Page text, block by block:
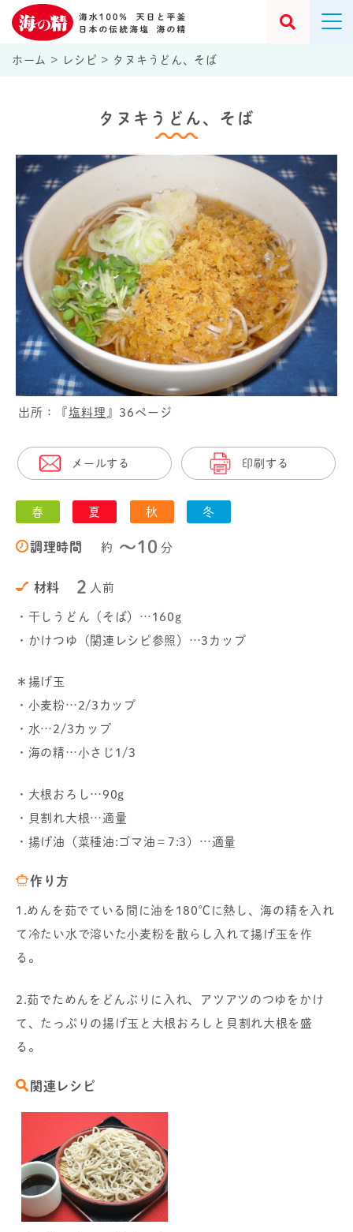
ホーム > レシピ > タヌキうどん、そば
タヌキうどん、そば
出所：『塩料理 』36ページ
メールする 印刷する
春 夏 秋 冬
調理時間 約 〜10 分
材料 2 人前
・干しうどん（そば）…160g
・かけつゆ（関連レシピ参照）…3カップ
＊揚げ玉
・小麦粉…2/3カップ
・水…2/3カップ
・海の精…小さじ1/3
・大根おろし…90g
・貝割れ大根…適量
・揚げ油（菜種油:ゴマ油＝7:3）…適量
作り方
1.めんを茹でている間に油を180℃に熱し、海の精を入れ
て冷たい水で溶いた小麦粉を散らし入れて揚げ玉を作
る。
2.茹でためんをどんぶりに入れ、アツアツのつゆをかけ
て、たっぷりの揚げ玉と大根おろしと貝割れ大根を盛
る。
関連レシピ